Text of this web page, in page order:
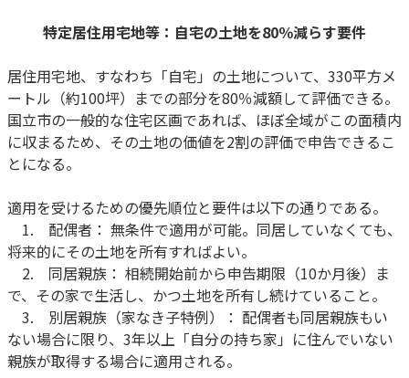
特定居住用宅地等：自宅の土地を80％減らす要件
居住用宅地、すなわち「自宅」の土地について、330平方メ
ートル（約100坪）までの部分を80％減額して評価できる。
国立市の一般的な住宅区画であれば、ほぼ全域がこの面積内
に収まるため、その土地の価値を2割の評価で申告できるこ
とになる。
適用を受けるための優先順位と要件は以下の通りである。
1. 配偶者： 無条件で適用が可能。同居していなくても、
将来的にその土地を所有すればよい。
2. 同居親族： 相続開始前から申告期限（10か月後）ま
で、その家で生活し、かつ土地を所有し続けていること。
3. 別居親族（家なき子特例）： 配偶者も同居親族もい
ない場合に限り、3年以上「自分の持ち家」に住んでいない
親族が取得する場合に適用される。